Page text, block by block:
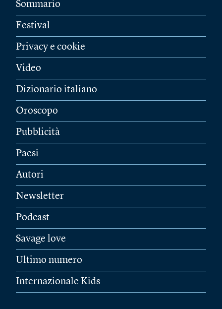
Sommario
Festival
Privacy e cookie
Video
Dizionario italiano
Oroscopo
Pubblicità
Paesi
Autori
Newsletter
Podcast
Savage love
Ultimo numero
Internazionale Kids